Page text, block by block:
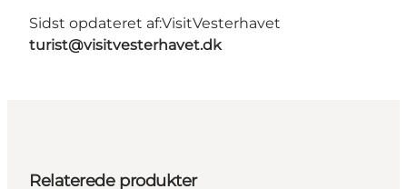
Sidst opdateret af:VisitVesterhavet
turist@visitvesterhavet.dk
Relaterede produkter